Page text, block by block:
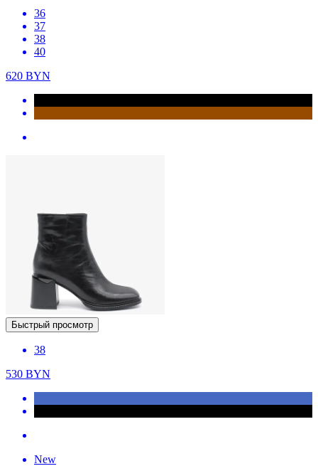
36
37
38
40
620 BYN
Быстрый просмотр
38
530 BYN
New